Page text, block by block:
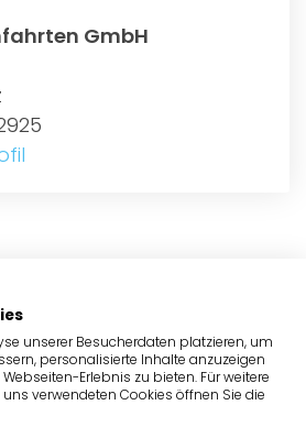
GmbH
unserer Besucherdaten platzieren, um
personalisierte Inhalte anzuzeigen
Erlebnis zu bieten. Für weitere
verwendeten Cookies öffnen Sie die